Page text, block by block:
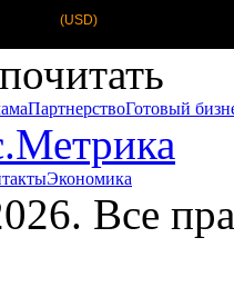
(USD)
ПартнерствоГотовый
Экономика
Все